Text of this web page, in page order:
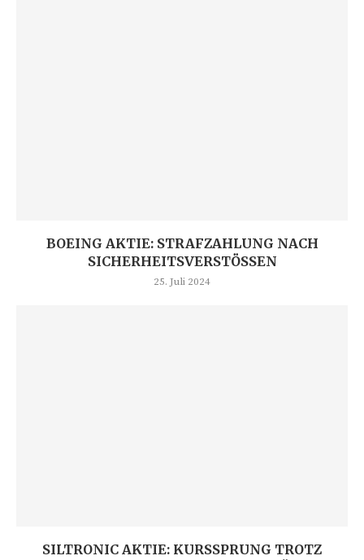
BOEING AKTIE: STRAFZAHLUNG NACH
SICHERHEITSVERSTÖSSEN
25. Juli 2024
SILTRONIC AKTIE: KURSSPRUNG TROTZ